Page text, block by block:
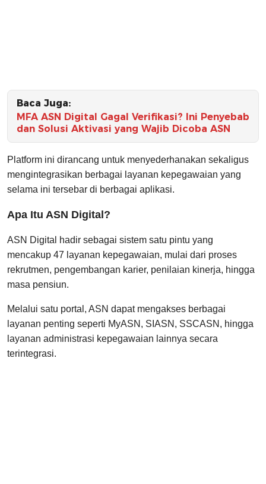
Baca Juga:
MFA ASN Digital Gagal Verifikasi? Ini Penyebab
dan Solusi Aktivasi yang Wajib Dicoba ASN
Platform ini dirancang untuk menyederhanakan sekaligus
mengintegrasikan berbagai layanan kepegawaian yang
selama ini tersebar di berbagai aplikasi.
Apa Itu ASN Digital?
ASN Digital hadir sebagai sistem satu pintu yang
mencakup 47 layanan kepegawaian, mulai dari proses
rekrutmen, pengembangan karier, penilaian kinerja, hingga
masa pensiun.
Melalui satu portal, ASN dapat mengakses berbagai
layanan penting seperti MyASN, SIASN, SSCASN, hingga
layanan administrasi kepegawaian lainnya secara
terintegrasi.